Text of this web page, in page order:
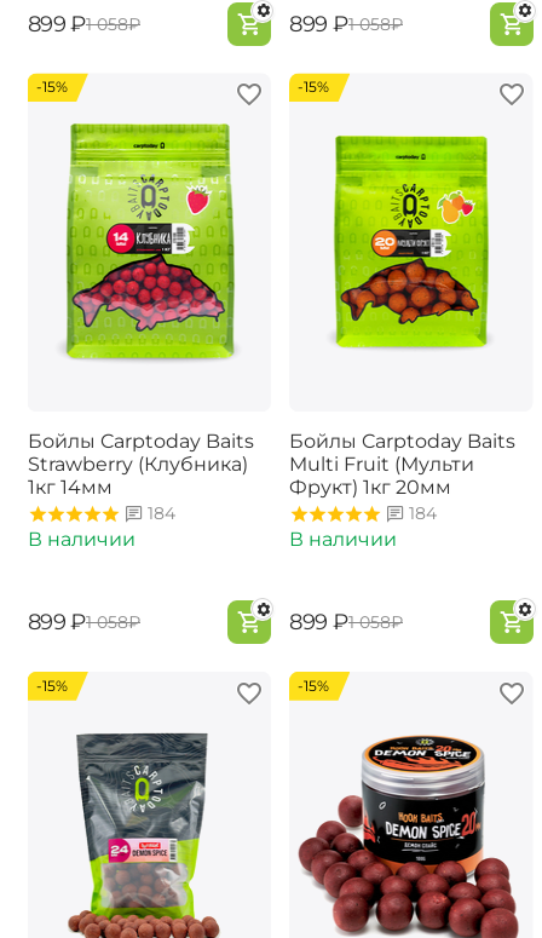
‍899‍ ₽‍1 058‍₽ ‍899‍ ₽‍1 058‍₽
-15%
Бойлы Carptoday Baits
Strawberry (Клубника)
1кг 14мм
184
В наличии
‍899‍ ₽‍1 058‍₽
-15%
Бойлы Carptoday Baits
Multi Fruit (Мульти
Фрукт) 1кг 20мм
184
В наличии
‍899‍ ₽‍1 058‍₽
-15% -15%